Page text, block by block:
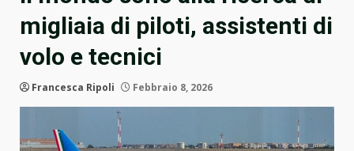
migliaia di piloti, assistenti di
volo e tecnici
Francesca Ripoli Febbraio 8, 2026